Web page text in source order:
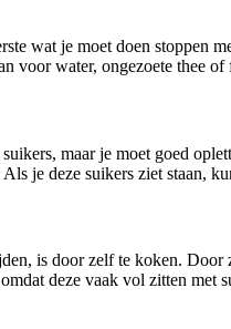
wat je moet doen stoppen
voor water, ongezoete thee
maar je moet goed
je deze suikers ziet staan,
is door zelf te koken.
deze vaak vol zitten